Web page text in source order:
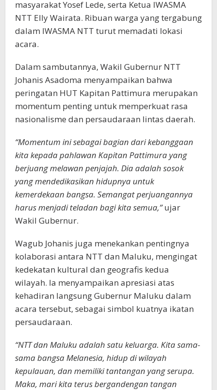
masyarakat Yosef Lede, serta Ketua IWASMA
NTT Elly Wairata. Ribuan warga yang tergabung
dalam IWASMA NTT turut memadati lokasi
acara.
Dalam sambutannya, Wakil Gubernur NTT
Johanis Asadoma menyampaikan bahwa
peringatan HUT Kapitan Pattimura merupakan
momentum penting untuk memperkuat rasa
nasionalisme dan persaudaraan lintas daerah.
“Momentum ini sebagai bagian dari kebanggaan
kita kepada pahlawan Kapitan Pattimura yang
berjuang melawan penjajah. Dia adalah sosok
yang mendedikasikan hidupnya untuk
kemerdekaan bangsa. Semangat perjuangannya
harus menjadi teladan bagi kita semua,”ujar
Wakil Gubernur.
Wagub Johanis juga menekankan pentingnya
kolaborasi antara NTT dan Maluku, mengingat
kedekatan kultural dan geografis kedua
wilayah. Ia menyampaikan apresiasi atas
kehadiran langsung Gubernur Maluku dalam
acara tersebut, sebagai simbol kuatnya ikatan
persaudaraan.
“NTT dan Maluku adalah satu keluarga. Kita sama-
sama bangsa Melanesia, hidup di wilayah
kepulauan, dan memiliki tantangan yang serupa.
Maka, mari kita terus bergandengan tangan